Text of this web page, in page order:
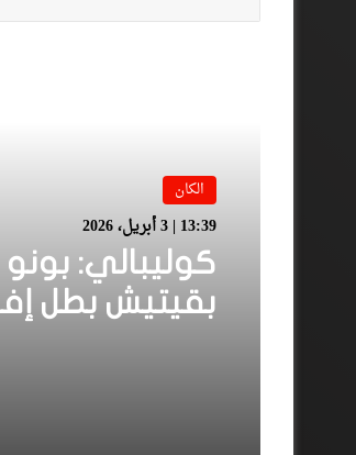
الكان
13:39 | 3 أبريل، 2026
كوليبالي:
بقيتيش بطل